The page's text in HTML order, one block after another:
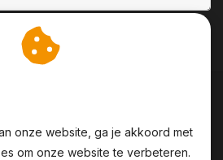
onze website, ga je akkoord met
om onze website te verbeteren.